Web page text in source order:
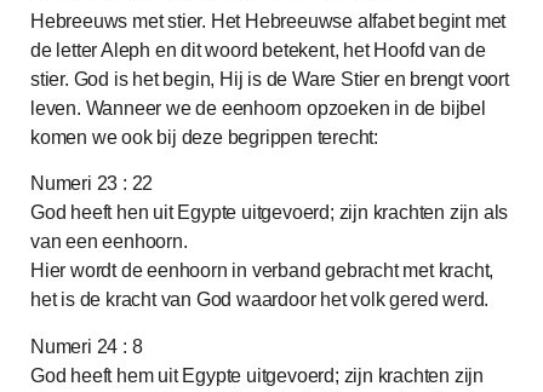
Hebreeuws met stier. Het Hebreeuwse alfabet begint met
de letter Aleph en dit woord betekent, het Hoofd van de
stier. God is het begin, Hij is de Ware Stier en brengt voort
leven. Wanneer we de eenhoorn opzoeken in de bijbel
komen we ook bij deze begrippen terecht:
Numeri 23 : 22
God heeft hen uit Egypte uitgevoerd; zijn krachten zijn als
van een eenhoorn.
Hier wordt de eenhoorn in verband gebracht met kracht,
het is de kracht van God waardoor het volk gered werd.
Numeri 24 : 8
God heeft hem uit Egypte uitgevoerd; zijn krachten zijn